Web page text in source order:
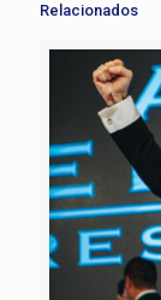
Relacionados